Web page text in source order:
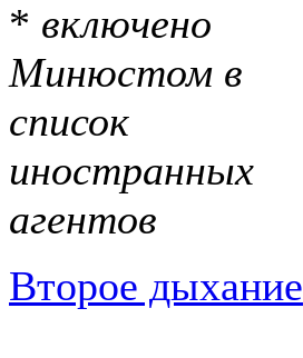
* включено
Минюстом в
список
иностранных
агентов
Второе дыхание